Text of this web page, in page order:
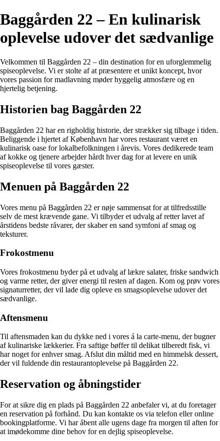
Baggården 22 – En kulinarisk
oplevelse udover det sædvanlige
Velkommen til Baggården 22 – din destination for en uforglemmelig
spiseoplevelse. Vi er stolte af at præsentere et unikt koncept, hvor
vores passion for madlavning møder hyggelig atmosfære og en
hjertelig betjening.
Historien bag Baggården 22
Baggården 22 har en righoldig historie, der strækker sig tilbage i tiden.
Beliggende i hjertet af København har vores restaurant været en
kulinarisk oase for lokalbefolkningen i årevis. Vores dedikerede team
af kokke og tjenere arbejder hårdt hver dag for at levere en unik
spiseoplevelse til vores gæster.
Menuen på Baggården 22
Vores menu på Baggården 22 er nøje sammensat for at tilfredsstille
selv de mest krævende gane. Vi tilbyder et udvalg af retter lavet af
årstidens bedste råvarer, der skaber en sand symfoni af smag og
teksturer.
Frokostmenu
Vores frokostmenu byder på et udvalg af lækre salater, friske sandwich
og varme retter, der giver energi til resten af dagen. Kom og prøv vores
signaturretter, der vil lade dig opleve en smagsoplevelse udover det
sædvanlige.
Aftensmenu
Til aftensmaden kan du dykke ned i vores á la carte-menu, der bugner
af kulinariske lækkerier. Fra saftige bøffer til delikat tilberedt fisk, vi
har noget for enhver smag. Afslut din måltid med en himmelsk dessert,
der vil fuldende din restaurantoplevelse på Baggården 22.
Reservation og åbningstider
For at sikre dig en plads på Baggården 22 anbefaler vi, at du foretager
en reservation på forhånd. Du kan kontakte os via telefon eller online
bookingplatforme. Vi har åbent alle ugens dage fra morgen til aften for
at imødekomme dine behov for en dejlig spiseoplevelse.